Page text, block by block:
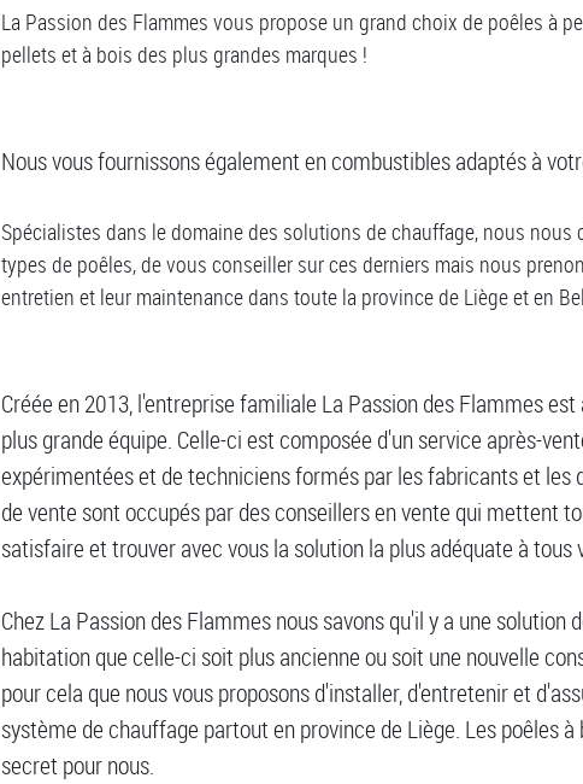
La Passion des Flammes vous propose un grand choix de poêles à
pellets et à bois des plus grandes marques !
Nous vous fournissons également en combustibles adaptés à
Spécialistes dans le domaine des solutions de chauffage, nous
types de poêles, de vous conseiller sur ces derniers mais nous
entretien et leur maintenance dans toute la province de Liège et en
Créée en 2013, l'entreprise familiale La Passion des Flammes
plus grande équipe. Celle-ci est composée d'un service après-
expérimentées et de techniciens formés par les fabricants et les
de vente sont occupés par des conseillers en vente qui mettent
satisfaire et trouver avec vous la solution la plus adéquate à tous
Chez La Passion des Flammes nous savons qu'il y a une solution
habitation que celle-ci soit plus ancienne ou soit une nouvelle
pour cela que nous vous proposons d'installer, d'entretenir et
système de chauffage partout en province de Liège. Les poêles
secret pour nous.